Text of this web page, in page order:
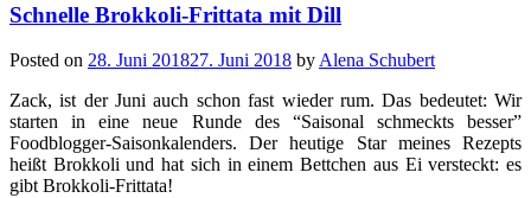
Schnelle Brokkoli-Frittata mit Dill
Posted on 28. Juni 201827. Juni 2018 by Alena Schubert
Zack, ist der Juni auch schon fast wieder rum. Das bedeutet: Wir
starten in eine neue Runde des “Saisonal schmeckts besser”
Foodblogger-Saisonkalenders. Der heutige Star meines Rezepts
heißt Brokkoli und hat sich in einem Bettchen aus Ei versteckt: es
gibt Brokkoli-Frittata!